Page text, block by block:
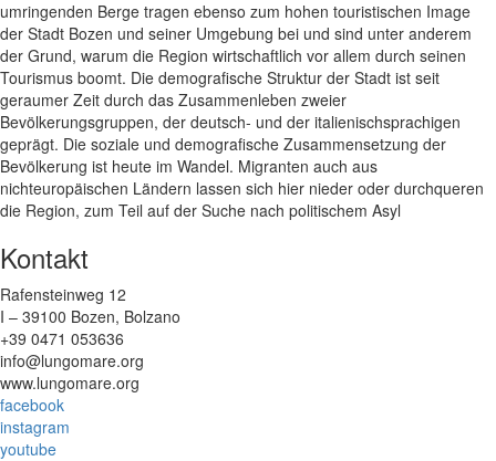
umringenden Berge tragen ebenso zum hohen touristischen Image
der Stadt Bozen und seiner Umgebung bei und sind unter anderem
der Grund, warum die Region wirtschaftlich vor allem durch seinen
Tourismus boomt. Die demografische Struktur der Stadt ist seit
geraumer Zeit durch das Zusammenleben zweier
Bevölkerungsgruppen, der deutsch- und der italienischsprachigen
geprägt. Die soziale und demografische Zusammensetzung der
Bevölkerung ist heute im Wandel. Migranten auch aus
nichteuropäischen Ländern lassen sich hier nieder oder durchqueren
die Region, zum Teil auf der Suche nach politischem Asyl
Kontakt
Rafensteinweg 12
I – 39100 Bozen, Bolzano
+39 0471 053636
info@lungomare.org
www.lungomare.org
facebook
instagram
youtube